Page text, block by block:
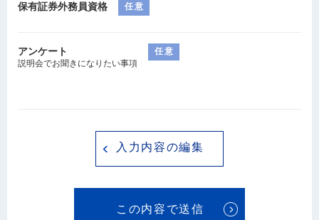
保有証券外務員資格 任意
アンケート
説明会でお聞きになりたい事項
任意
入力内容の編集
この内容で送信